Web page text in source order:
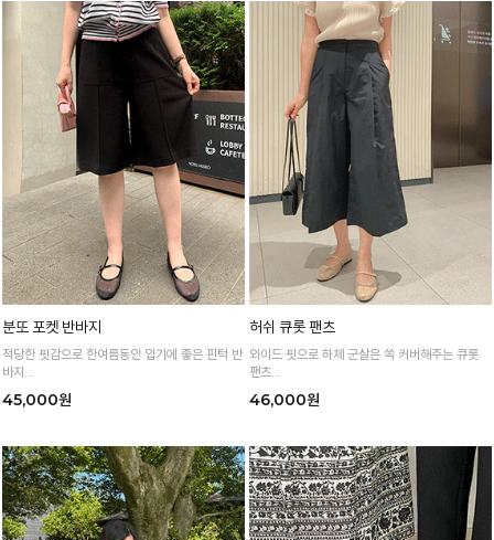
분또 포켓 반바지
적당한 핏감으로 한여름동안 입기에 좋은 핀턱 반
바지
얇고 가벼운 소재감으로 한여름까지 시원하고 쾌
적하게!
45,000원
허쉬 큐롯 팬츠
와이드 핏으로 하체 군살은 쏙 커버해주는 큐롯
팬츠
단정한 디자인으로 어디에서나 입을 수 있는 올
여름 필수 소장템
46,000원